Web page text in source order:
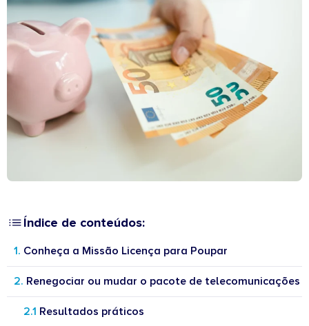
Índice de conteúdos:
Conheça a Missão Licença para Poupar
Renegociar ou mudar o pacote de telecomunicações
Resultados práticos